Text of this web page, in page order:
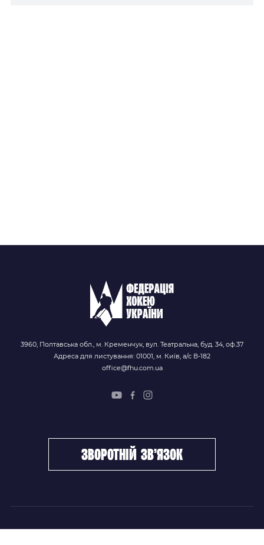
3960, Полтавська обл., м. Кременчук, вул. Театральна, буд. 34, оф.37
Адреса для листування: 01001, м. Київ, а/с В-182
office@fhu.com.ua
зворотній зв’язок